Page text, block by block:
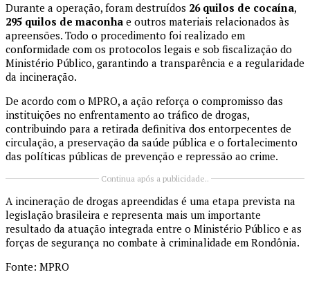
Durante a operação, foram destruídos 26 quilos de cocaína,
295 quilos de maconha e outros materiais relacionados às
apreensões. Todo o procedimento foi realizado em
conformidade com os protocolos legais e sob fiscalização do
Ministério Público, garantindo a transparência e a regularidade
da incineração.
De acordo com o MPRO, a ação reforça o compromisso das
instituições no enfrentamento ao tráfico de drogas,
contribuindo para a retirada definitiva dos entorpecentes de
circulação, a preservação da saúde pública e o fortalecimento
das políticas públicas de prevenção e repressão ao crime.
Continua após a publicidade..
A incineração de drogas apreendidas é uma etapa prevista na
legislação brasileira e representa mais um importante
resultado da atuação integrada entre o Ministério Público e as
forças de segurança no combate à criminalidade em Rondônia.
Fonte: MPRO